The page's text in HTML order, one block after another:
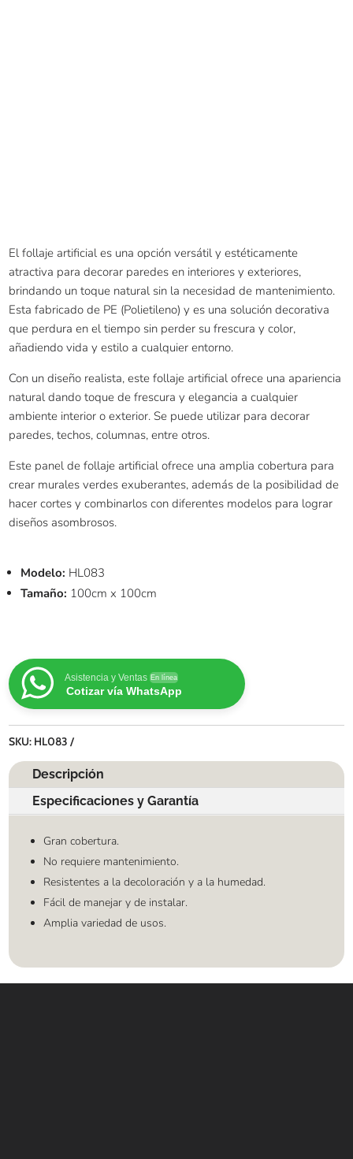
El follaje artificial es una opción versátil y estéticamente
atractiva para decorar paredes en interiores y exteriores,
brindando un toque natural sin la necesidad de mantenimiento.
Esta fabricado de PE (Polietileno) y es una solución decorativa
que perdura en el tiempo sin perder su frescura y color,
añadiendo vida y estilo a cualquier entorno.
Con un diseño realista, este follaje artificial ofrece una apariencia
natural dando toque de frescura y elegancia a cualquier
ambiente interior o exterior. Se puede utilizar para decorar
paredes, techos, columnas, entre otros.
Este panel de follaje artificial ofrece una amplia cobertura para
crear murales verdes exuberantes, además de la posibilidad de
hacer cortes y combinarlos con diferentes modelos para lograr
diseños asombrosos.
Modelo: HL083
Tamaño: 100cm x 100cm
Asistencia y Ventas En línea
Cotizar vía WhatsApp
SKU: HL083
Descripción
Especificaciones y Garantía
Gran cobertura.
No requiere mantenimiento.
Resistentes a la decoloración y a la humedad.
Fácil de manejar y de instalar.
Amplia variedad de usos.